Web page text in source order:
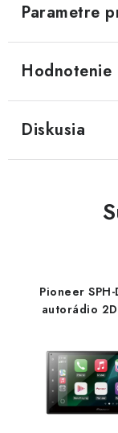
Parametre
Diskusia
Pioneer SPH-
autorádio